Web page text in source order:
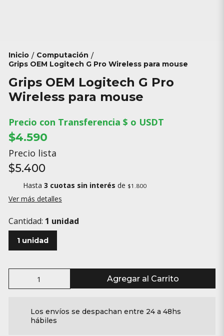
Inicio / Computación /
Grips OEM Logitech G Pro Wireless para mouse
Grips OEM Logitech G Pro
Wireless para mouse
Precio con Transferencia $ o USDT
$4.590
Precio lista
$5.400
Hasta 3 cuotas sin interés de $1.800
Ver más detalles
Cantidad: 1 unidad
1 unidad
Agregar al Carrito
Los envíos se despachan entre 24 a 48hs
hábiles